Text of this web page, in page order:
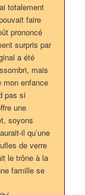
totalement
faire
prononcé
surpris par
a été
mais
mon enfance
pas si
une
soyons
il qu’une
de verre
le trône à la
famille se